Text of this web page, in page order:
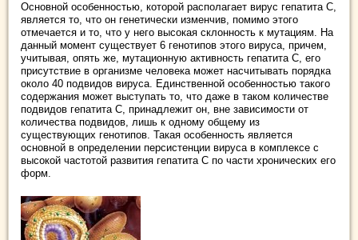
Основной особенностью, которой располагает вирус гепатита С,
является то, что он генетически изменчив, помимо этого
отмечается и то, что у него высокая склонность к мутациям. На
данный момент существует 6 генотипов этого вируса, причем,
учитывая, опять же, мутационную активность гепатита С, его
присутствие в организме человека может насчитывать порядка
около 40 подвидов вируса. Единственной особенностью такого
содержания может выступать то, что даже в таком количестве
подвидов гепатита С, принадлежит он, вне зависимости от
количества подвидов, лишь к одному общему из
существующих генотипов. Такая особенность является
основной в определении персистенции вируса в комплексе с
высокой частотой развития гепатита С по части хронических его
форм.